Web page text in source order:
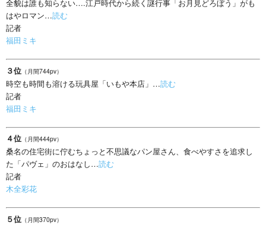
全貌は誰も知らない….江戸時代から続く謎行事「お月見どろぼう」がも
はやロマン…読む
記者
福田ミキ
３位 （月間744pv）
時空も時間も溶ける玩具屋「いもや本店」…読む
記者
福田ミキ
４位 （月間444pv）
桑名の住宅街に佇むちょっと不思議なパン屋さん、食べやすさを追求し
た「パヴェ」のおはなし…読む
記者
木全彩花
５位 （月間370pv）